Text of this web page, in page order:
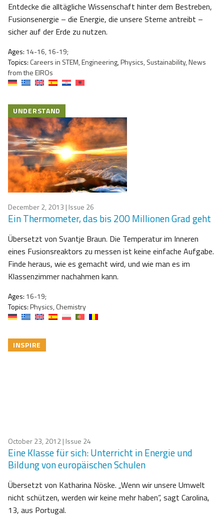
Entdecke die alltägliche Wissenschaft hinter dem Bestreben,
Fusionsenergie – die Energie, die unsere Sterne antreibt –
sicher auf der Erde zu nutzen.
Ages: 14-16, 16-19;
Topics: Careers in STEM, Engineering, Physics, Sustainability, News
from the EIROs
UNDERSTAND
December 2, 2013 | Issue 26
Ein Thermometer, das bis 200 Millionen Grad geht
Übersetzt von Svantje Braun. Die Temperatur im Inneren
eines Fusionsreaktors zu messen ist keine einfache Aufgabe.
Finde heraus, wie es gemacht wird, und wie man es im
Klassenzimmer nachahmen kann.
Ages: 16-19;
Topics:Physics, Chemistry
INSPIRE
October 23, 2012| Issue 24
Eine Klasse für sich: Unterricht in Energie und
Bildung von europäischen Schulen
Übersetzt von Katharina Nöske. „Wenn wir unsere Umwelt
nicht schützen, werden wir keine mehr haben”, sagt Carolina,
13, aus Portugal.